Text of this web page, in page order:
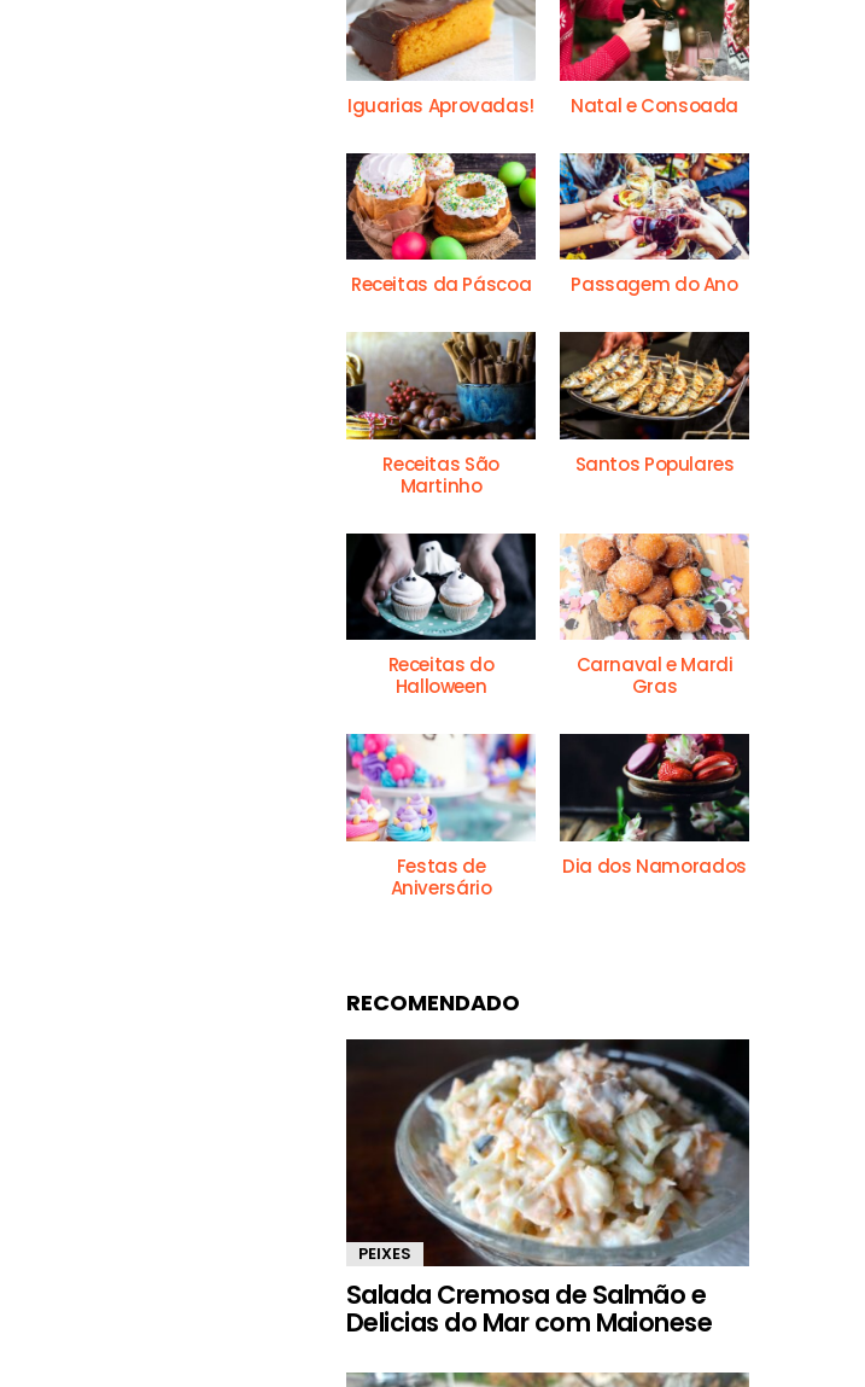
Iguarias Aprovadas! Natal e Consoada
Receitas da Páscoa Passagem do Ano
Receitas São
Martinho
Santos Populares
Receitas do
Halloween
Carnaval e Mardi
Gras
Festas de
Aniversário
Dia dos Namorados
RECOMENDADO
PEIXES
Salada Cremosa de Salmão e
Delicias do Mar com Maionese